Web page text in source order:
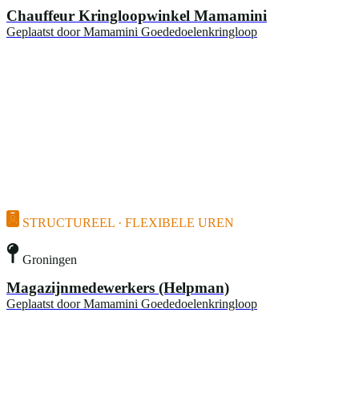
Chauffeur Kringloopwinkel Mamamini
Geplaatst door Mamamini Goededoelenkringloop
STRUCTUREEL · FLEXIBELE UREN
Groningen
Magazijnmedewerkers (Helpman)
Geplaatst door Mamamini Goededoelenkringloop